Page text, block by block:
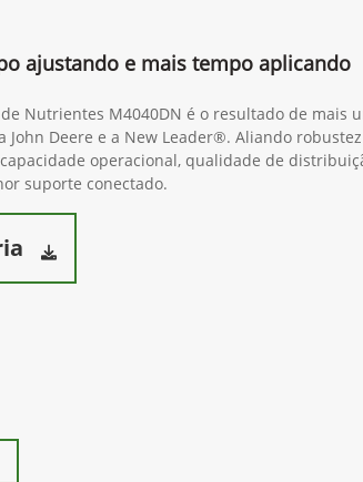
ajustando e mais tempo aplicando
Nutrientes M4040DN é o resultado de mais
John Deere e a New Leader®. Aliando
operacional, qualidade de
suporte conectado.